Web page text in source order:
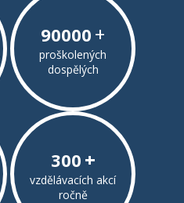
90000 +
proškolených
dospělých
300 +
vzdělávacích akcí
ročně